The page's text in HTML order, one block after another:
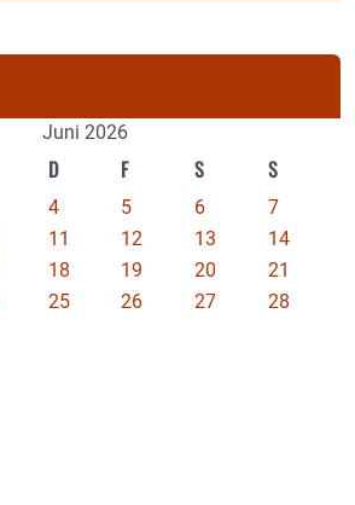
Juni 2026
D F S S
4 5 6
7
11 12 13
14
18 19 20
21
25 26 27
28